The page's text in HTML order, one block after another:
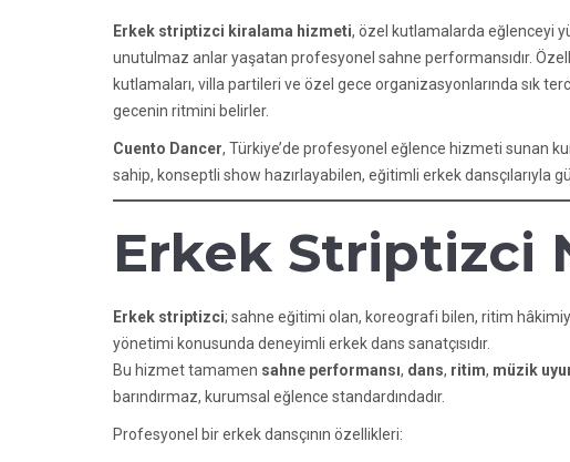
Erkek striptizci kiralama hizmeti, özel kutlamalarda eğlenceyi
unutulmaz anlar yaşatan profesyonel sahne performansıdır.
kutlamaları, villa partileri ve özel gece organizasyonlarında sık
gecenin ritmini belirler.
Cuento Dancer, Türkiye’de profesyonel eğlence hizmeti sunan
sahip, konseptli show hazırlayabilen, eğitimli erkek dansçılarıyla
Erkek Striptizci
Erkek striptizci; sahne eğitimi olan, koreografi bilen, ritim
yönetimi konusunda deneyimli erkek dans sanatçısıdır.
Bu hizmet tamamen sahne performansı, dans, ritim, müzik
barındırmaz, kurumsal eğlence standardındadır.
Profesyonel bir erkek dansçının özellikleri: